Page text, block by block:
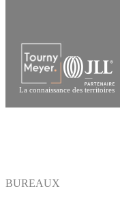
La connaissance des territoires
BUREAUX